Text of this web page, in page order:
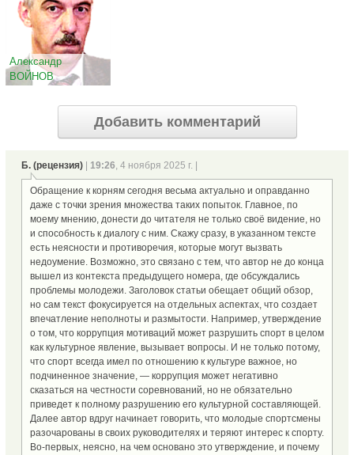
Александр
ВОЙНОВ
Добавить комментарий
Б. (рецензия) 19:26, 4 ноября 2025 г. |
Обращение к корням сегодня весьма актуально и оправданно
даже с точки зрения множества таких попыток. Главное, по
моему мнению, донести до читателя не только своё видение, но
и способность к диалогу с ним. Скажу сразу, в указанном тексте
есть неясности и противоречия, которые могут вызвать
недоумение. Возможно, это связано с тем, что автор не до конца
вышел из контекста предыдущего номера, где обсуждались
проблемы молодежи. Заголовок статьи обещает общий обзор,
но сам текст фокусируется на отдельных аспектах, что создает
впечатление неполноты и размытости. Например, утверждение
о том, что коррупция мотиваций может разрушить спорт в целом
как культурное явление, вызывает вопросы. И не только потому,
что спорт всегда имел по отношению к культуре важное, но
подчиненное значение, — коррупция может негативно
сказаться на честности соревнований, но не обязательно
приведет к полному разрушению его культурной составляющей.
Далее автор вдруг начинает говорить, что молодые спортсмены
разочарованы в своих руководителях и теряют интерес к спорту.
Во-первых, неясно, на чем основано это утверждение, и почему